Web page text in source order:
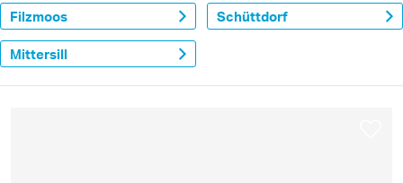
Filzmoos Schüttdorf
Mittersill